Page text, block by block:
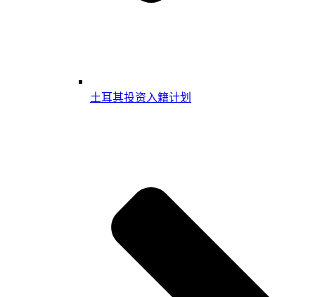
土耳其投资入籍计划